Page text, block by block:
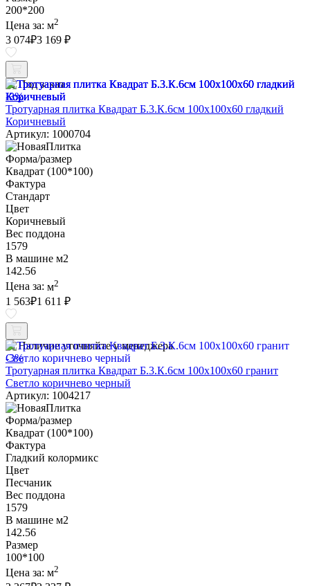
200*200
Цена за: м2
3 074₽3 169 ₽
Под заказ
-3%
Тротуарная плитка Квадрат Б.3.К.6см 100х100х60 гладкий
Коричневый
Артикул: 1000704
Форма/размер
Квадрат (100*100)
Фактура
Стандарт
Цвет
Коричневый
Вес поддона
1579
В машине м2
142.56
Цена за: м2
1 563₽1 611 ₽
Наличие уточняйте у менеджера
-3%
Тротуарная плитка Квадрат Б.3.К.6см 100х100х60 гранит
Светло коричнево черный
Артикул: 1004217
Форма/размер
Квадрат (100*100)
Фактура
Гладкий колормикс
Цвет
Песчаник
Вес поддона
1579
В машине м2
142.56
Размер
100*100
Цена за: м2